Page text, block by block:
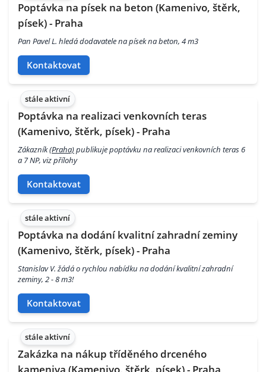
Poptávka na písek na beton (Kamenivo, štěrk,
písek) - Praha
Pan Pavel L. hledá dodavatele na písek na beton, 4 m3
Kontaktovat
stále aktivní
Poptávka na realizaci venkovních teras
(Kamenivo, štěrk, písek) - Praha
Zákazník(Praha)publikuje poptávku na realizaci venkovních teras 6
a 7 NP, viz přílohy
Kontaktovat
stále aktivní
Poptávka na dodání kvalitní zahradní zeminy
(Kamenivo, štěrk, písek) - Praha
Stanislav V. žádá o rychlou nabídku na dodání kvalitní zahradní
zeminy, 2 - 8 m3!
Kontaktovat
stále aktivní
Zakázka na nákup tříděného drceného